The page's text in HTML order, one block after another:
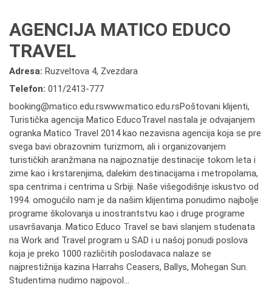
AGENCIJA MATICO EDUCO
TRAVEL
Adresa: Ruzveltova 4, Zvezdara
Telefon: 011/2413-777
booking@matico.edu.rswww.matico.edu.rsPoštovani klijenti,
Turistička agencija Matico EducoTravel nastala je odvajanjem
ogranka Matico Travel 2014 kao nezavisna agencija koja se pre
svega bavi obrazovnim turizmom, ali i organizovanjem
turističkih aranžmana na najpoznatije destinacije tokom leta i
zime kao i krstarenjima, dalekim destinacijama i metropolama,
spa centrima i centrima u Srbiji. Naše višegodišnje iskustvo od
1994. omogućilo nam je da našim klijentima ponudimo najbolje
programe školovanja u inostrantstvu kao i druge programe
usavršavanja. Matico Educo Travel se bavi slanjem studenata
na Work and Travel program u SAD i u našoj ponudi poslova
koja je preko 1000 različitih poslodavaca nalaze se
najprestižnija kazina Harrahs Ceasers, Ballys, Mohegan Sun.
Studentima nudimo najpovol...